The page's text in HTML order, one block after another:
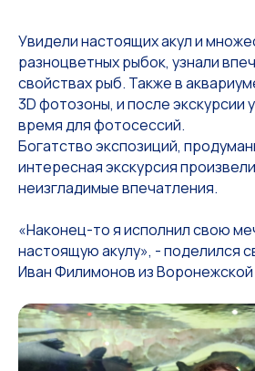
Увидели настоящих акул и
разноцветных рыбок, узнали
свойствах рыб. Также в
3D фотозоны, и после экскурсии
время для фотосессий.
Богатство экспозиций,
интересная экскурсия
неизгладимые впечатления.
«Наконец-то я исполнил свою
настоящую акулу», - поделился
Иван Филимонов из